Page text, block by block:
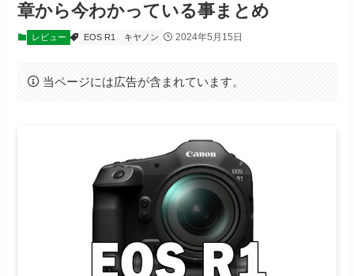
章から今わかっている事まとめ
レビュー EOS R1 キヤノン 2024年5月15日
当ページには広告が含まれています。